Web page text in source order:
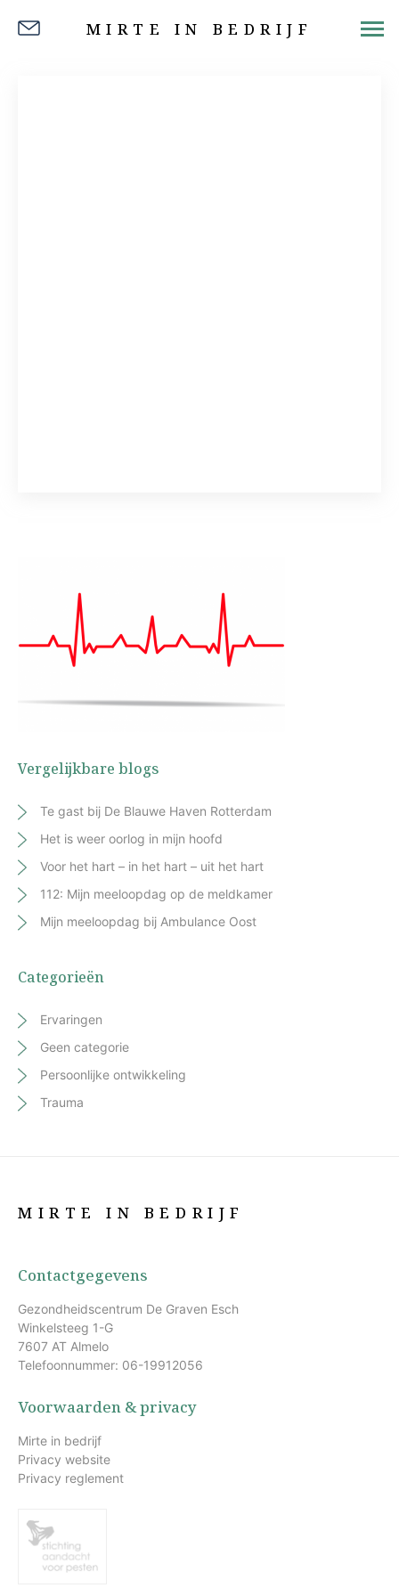
MIRTE IN BEDRIJF
Vergelijkbare blogs
Te gast bij De Blauwe Haven Rotterdam
Het is weer oorlog in mijn hoofd
Voor het hart – in het hart – uit het hart
112: Mijn meeloopdag op de meldkamer
Mijn meeloopdag bij Ambulance Oost
Categorieën
Ervaringen
Geen categorie
Persoonlijke ontwikkeling
Trauma
MIRTE IN BEDRIJF
Contactgegevens
Gezondheidscentrum De Graven Esch
Winkelsteeg 1-G
7607 AT Almelo
Telefoonnummer: 06-19912056
Voorwaarden & privacy
Mirte in bedrijf
Privacy website
Privacy reglement